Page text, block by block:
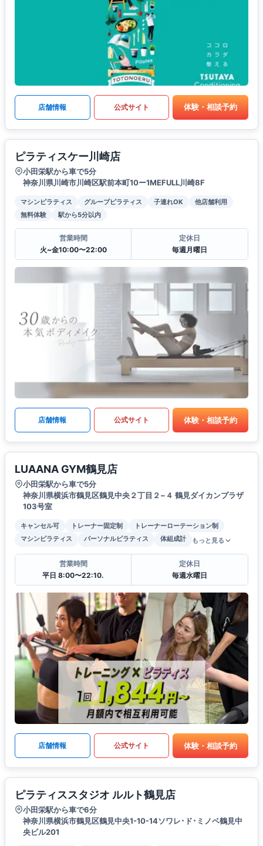
店舗情報 公式サイト 体験・相談予約
ピラティスケー川崎店
小田栄駅から車で5分
神奈川県川崎市川崎区駅前本町10ー1MEFULL川崎8F
マシンピラティス グループピラティス 子連れOK
他店舗利用
無料体験
駅から5分以内
営業時間
火~金10:00〜22:00
定休日
毎週月曜日
店舗情報 公式サイト 体験・相談予約
LUAANA GYM鶴見店
小田栄駅から車で5分
神奈川県横浜市鶴見区鶴見中央２丁目２−４ 鶴見ダイカンプラザ
103号室
キャンセル可 トレーナー固定制
トレーナーローテーション制
マシンピラティス
パーソナルピラティス 体組成計 もっと見る
営業時間
平日 8:00〜22:10.
定休日
毎週水曜日
店舗情報 公式サイト 体験・相談予約
ピラティススタジオ ルルト鶴見店
小田栄駅から車で6分
神奈川県横浜市鶴見区鶴見中央1-10-14ソワレ･ド･ミノベ鶴見中
央ビル201